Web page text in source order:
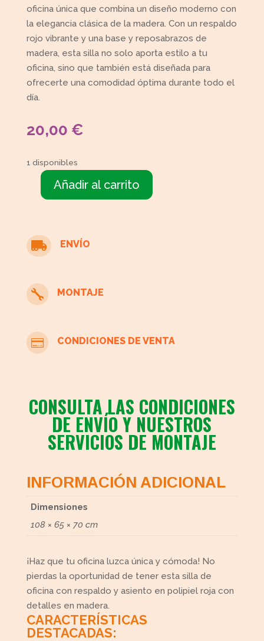
oficina única que combina un diseño moderno con
la elegancia clásica de la madera. Con un respaldo
rojo vibrante y una base y reposabrazos de
madera, esta silla no solo aporta estilo a tu
oficina, sino que también está diseñada para
ofrecerte una comodidad óptima durante todo el
día.
20,00 €
1 disponibles
Silla
polipiel
cantidad
Añadir al carrito
 ENVÍO
 MONTAJE
 CONDICIONES DE VENTA
CONSULTA LAS CONDICIONES
DE ENVÍO Y NUESTROS
SERVICIOS DE MONTAJE
INFORMACIÓN ADICIONAL
Dimensiones
108 × 65 × 70 cm
¡Haz que tu oficina luzca única y cómoda! No
pierdas la oportunidad de tener esta silla de
oficina con respaldo y asiento en polipiel roja con
detalles en madera.
CARACTERÍSTICAS
DESTACADAS: